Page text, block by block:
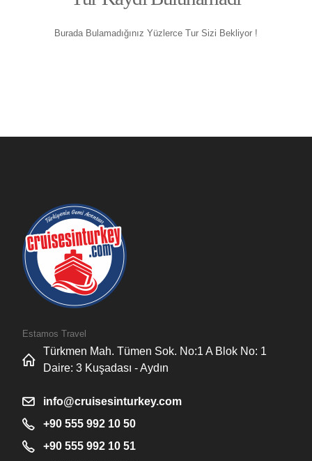
Burada Bulamadığınız Yüzlerce Tur Sizi Bekliyor !
Estamos Travel
Türkmen Mah. Tümen Sok. No:1 A Blok No: 1
Daire: 3 Kuşadası - Aydın
info@cruisesinturkey.com
+90 555 992 10 50
+90 555 992 10 51